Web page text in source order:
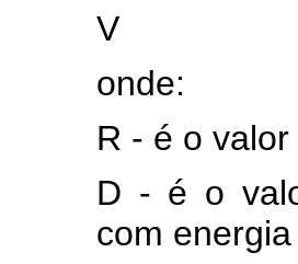
V
onde:
R - é o
D - é o
com